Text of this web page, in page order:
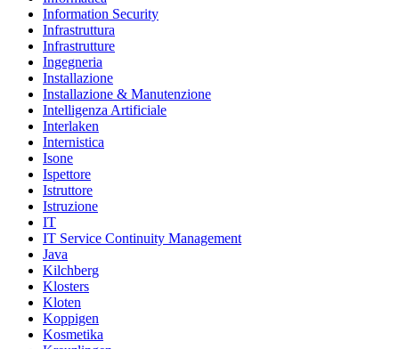
Information Security
Infrastruttura
Infrastrutture
Ingegneria
Installazione
Installazione & Manutenzione
Intelligenza Artificiale
Interlaken
Internistica
Isone
Ispettore
Istruttore
Istruzione
IT
IT Service Continuity Management
Java
Kilchberg
Klosters
Kloten
Koppigen
Kosmetika